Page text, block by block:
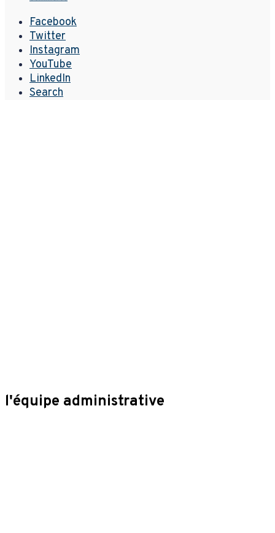
Facebook
Twitter
Instagram
YouTube
LinkedIn
Search
l'équipe administrative